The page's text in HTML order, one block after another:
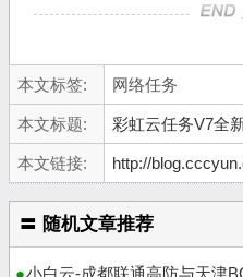
本文标签: 网络任务
本文标题: 彩虹云任务V7全
本文链接: http://
〓 随机文章推荐